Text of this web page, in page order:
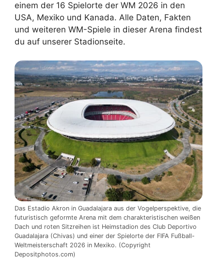
einem der 16 Spielorte der WM 2026 in den
USA, Mexiko und Kanada. Alle Daten, Fakten
und weiteren WM-Spiele in dieser Arena findest
du auf unserer Stadionseite.
Das Estadio Akron in Guadalajara aus der Vogelperspektive, die
futuristisch geformte Arena mit dem charakteristischen weißen
Dach und roten Sitzreihen ist Heimstadion des Club Deportivo
Guadalajara (Chivas) und einer der Spielorte der FIFA Fußball-
Weltmeisterschaft 2026 in Mexiko. (Copyright
Depositphotos.com)